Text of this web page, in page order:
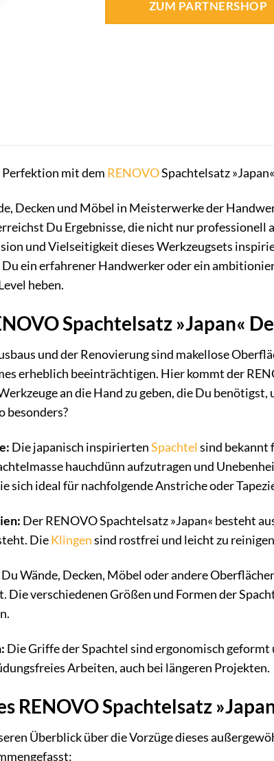
ZUM PARTNERSHOP
Perfektion mit dem RENOVOSpachtelsatz
Decken und Möbel in Meisterwerke der
Du Ergebnisse, die nicht nur professionell
und Vielseitigkeit dieses Werkzeugsets
Du ein erfahrener Handwerker oder ein
heben.
Spachtelsatz »Japan«
und der Renovierung sind makellose
erheblich beeinträchtigen. Hier kommt der
an die Hand zu geben, die Du
besonders?
Die japanisch inspiriertenSpachtel sind bekannt
hauchdünn aufzutragen und
sich ideal für nachfolgende Anstriche oder
Der RENOVO Spachtelsatz »Japan« besteht
DieKlingensind rostfrei und leicht zu
Du Wände, Decken, Möbel oder andere
Die verschiedenen Größen und Formen der
Die Griffe der Spachtel sind ergonomisch
Arbeiten, auch bei längeren Projekten.
RENOVO Spachtelsatz
Überblick über die Vorzüge dieses